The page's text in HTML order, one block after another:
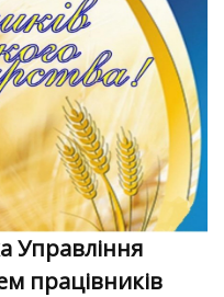
Управління
працівників